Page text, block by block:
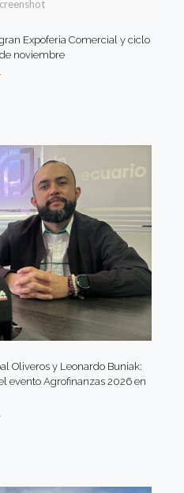
Expoferia Comercial y ciclo
noviembre
Oliveros y Leonardo Buniak:
evento Agrofinanzas 2026 en